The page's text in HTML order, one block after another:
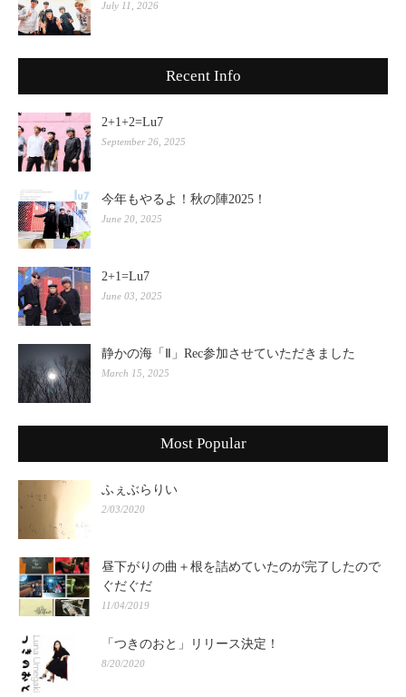
July 11, 2026
Recent Info
2+1+2=Lu7
September 26, 2025
今年もやるよ！秋の陣2025！
June 20, 2025
2+1=Lu7
June 03, 2025
静かの海「Ⅱ」Rec参加させていただきました
March 15, 2025
Most Popular
ふぇぶらりい
2/03/2020
昼下がりの曲＋根を詰めていたのが完了したので
ぐだぐだ
11/04/2019
「つきのおと」リリース決定！
8/20/2020